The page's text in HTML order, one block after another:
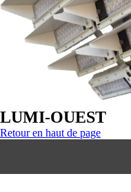
LUMI-OUEST
Retour en haut de page